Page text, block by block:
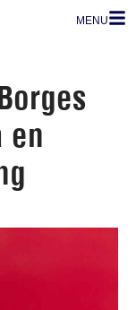
MENU
en